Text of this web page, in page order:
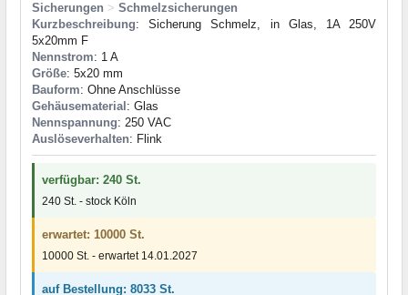
Sicherungen > Schmelzsicherungen
Kurzbeschreibung: Sicherung Schmelz, in Glas, 1A 250V
5x20mm F
Nennstrom: 1 A
Größe: 5x20 mm
Bauform: Ohne Anschlüsse
Gehäusematerial : Glas
Nennspannung: 250 VAC
Auslöseverhalten: Flink
verfügbar: 240 St.
240 St. - stock Köln
erwartet: 10000 St.
10000 St. - erwartet 14.01.2027
auf Bestellung: 8033 St.